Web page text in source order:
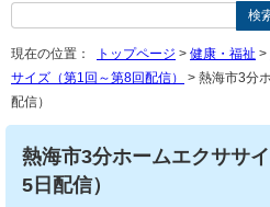
現在の位置： トップページ > 健康・福祉 >
サイズ（第1回～第8回配信）
> 熱海市3分
配信）
熱海市3分ホームエクササ
5日配信）